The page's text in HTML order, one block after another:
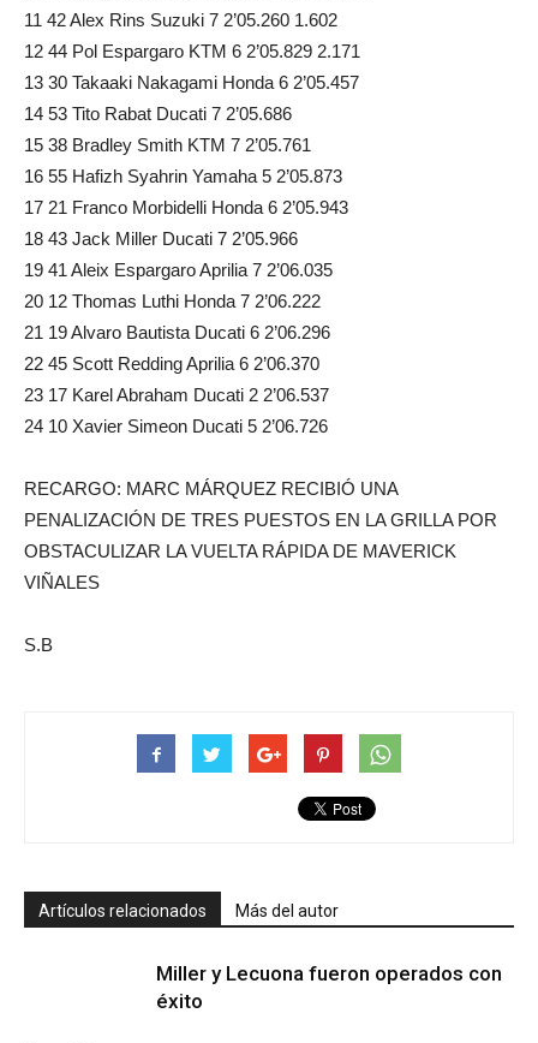
11 42 Alex Rins Suzuki 7 2’05.260 1.602
12 44 Pol Espargaro KTM 6 2’05.829 2.171
13 30 Takaaki Nakagami Honda 6 2’05.457
14 53 Tito Rabat Ducati 7 2’05.686
15 38 Bradley Smith KTM 7 2’05.761
16 55 Hafizh Syahrin Yamaha 5 2’05.873
17 21 Franco Morbidelli Honda 6 2’05.943
18 43 Jack Miller Ducati 7 2’05.966
19 41 Aleix Espargaro Aprilia 7 2’06.035
20 12 Thomas Luthi Honda 7 2’06.222
21 19 Alvaro Bautista Ducati 6 2’06.296
22 45 Scott Redding Aprilia 6 2’06.370
23 17 Karel Abraham Ducati 2 2’06.537
24 10 Xavier Simeon Ducati 5 2’06.726
RECARGO: MARC MÁRQUEZ RECIBIÓ UNA
PENALIZACIÓN DE TRES PUESTOS EN LA GRILLA POR
OBSTACULIZAR LA VUELTA RÁPIDA DE MAVERICK
VIÑALES
S.B
Artículos relacionados Más del autor
Miller y Lecuona fueron operados con
éxito